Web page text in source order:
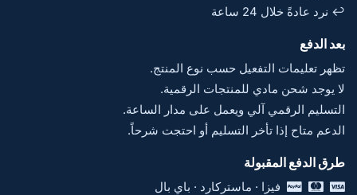
↩️ نرد عادةً خلال 24 ساعة
بعد الدفع
تظهر تعليمات التفعيل حسب نوع المنتج.
لا يوجد شحن مادي للمنتجات الرقمية.
التسليم الرقمي آلي ويعمل على مدار الساعة.
الدعم متاح إذا تأخر التسليم أو احتجت شرحاً.
طرق الدفع المقبولة
فيزا · ماستركارد · باي بال